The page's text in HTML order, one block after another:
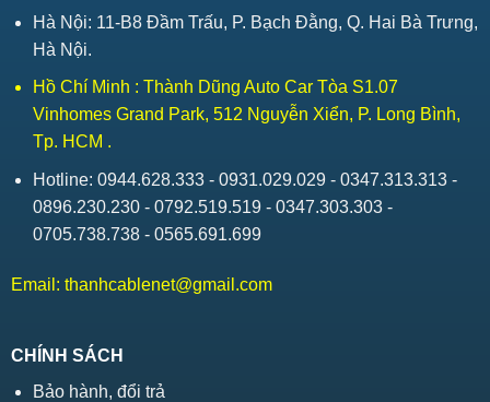
Hà Nội: 11-B8 Đầm Trấu, P. Bạch Đằng, Q. Hai Bà Trưng,
Hà Nội.
Hồ Chí Minh : Thành Dũng Auto Car Tòa S1.07
Vinhomes Grand Park, 512 Nguyễn Xiển, P. Long Bình,
Tp. HCM .
Hotline: 0944.628.333 - 0931.029.029 - 0347.313.313 -
0896.230.230 - 0792.519.519 - 0347.303.303 -
0705.738.738 - 0565.691.699
Email: thanhcablenet@gmail.com
CHÍNH SÁCH
Bảo hành, đổi trả